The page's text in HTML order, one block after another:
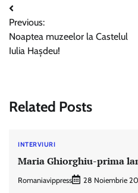
Navigare
în
articole
Previous:
Noaptea muzeelor la Castelul
Iulia Hașdeu!
Related Posts
INTERVIURI
Maria Ghiorghiu-prima
Romaniavippress 28 Noiembrie